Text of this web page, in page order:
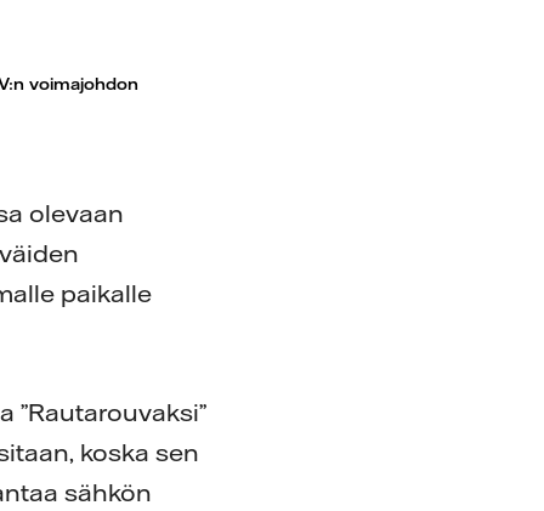
voimajohdon
olevaan
paikalle
”Rautarouvaksi”
koska sen
sähkön